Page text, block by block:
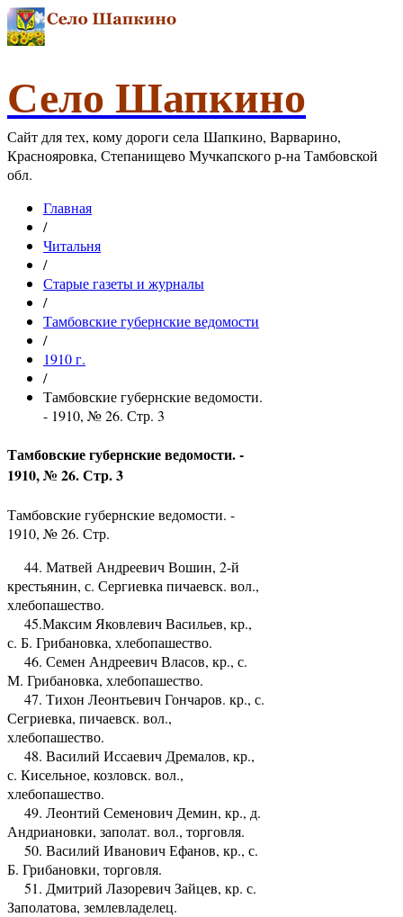
Село Шапкино
Сайт для тех, кому дороги села Шапкино, Варварино,
Краснояровка, Степанищево Мучкапского р-на Тамбовской
обл.
Главная
/
Читальня
/
Старые газеты и журналы
/
Тамбовские губернские ведомости
/
1910 г.
/
Тамбовские губернские ведомости.
- 1910, № 26. Стр. 3
Тамбовские губернские ведомости. -
1910, № 26. Стр. 3
Тамбовские губернские ведомости. -
1910, № 26. Стр.
44. Матвей Андреевич Вошин, 2-й
крестьянин, с. Сергиевка пичаевск. вол.,
хлебопашество.
45.Максим Яковлевич Васильев, кр.,
с. Б. Грибановка, хлебопашество.
46. Семен Андреевич Власов, кр., с.
М. Грибановка, хлебопашество.
47. Тихон Леонтьевич Гончаров. кр., с.
Сегриевка, пичаевск. вол.,
хлебопашество.
48. Василий Иссаевич Дремалов, кр.,
с. Кисельное, козловск. вол.,
хлебопашество.
49. Леонтий Семенович Демин, кр., д.
Андриановки, заполат. вол., торговля.
50. Василий Иванович Ефанов, кр., с.
Б. Грибановки, торговля.
51. Дмитрий Лазоревич Зайцев, кр. с.
Заполатова, землевладелец.